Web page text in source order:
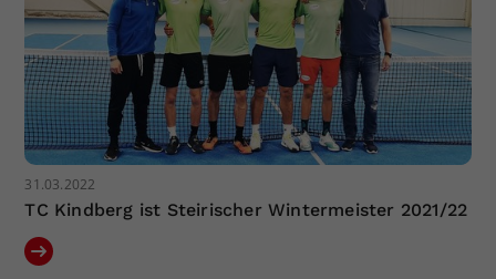
31.03.2022
TC Kindberg ist Steirischer Wintermeister 2021/22